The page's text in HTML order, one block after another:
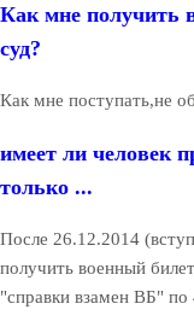
Как мне получить
суд?
Как мне поступать,не
имеет ли человек
только ...
После 26.12.2014
получить военный
"справки взамен ВБ" по